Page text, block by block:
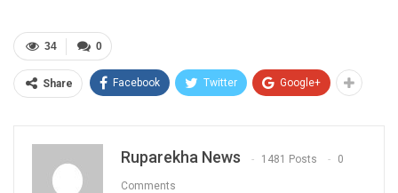
0
34
Share Facebook Twitter Google+
Ruparekha News 1481 Posts 0
Comments